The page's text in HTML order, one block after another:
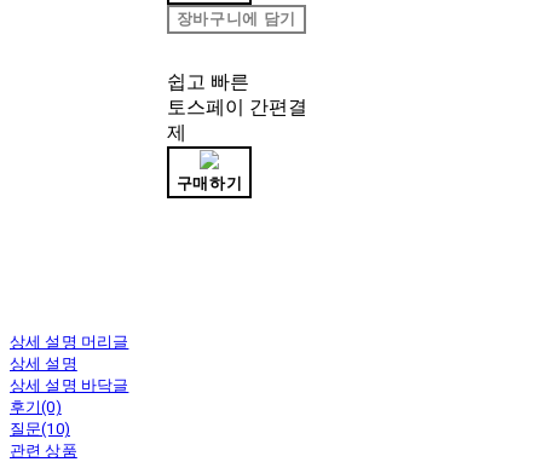
장바구니에 담기
쉽고 빠른
토스페이 간편결
제
구매하기
상세 설명 머리글
상세 설명
상세 설명 바닥글
후기(0)
질문(10)
관련 상품